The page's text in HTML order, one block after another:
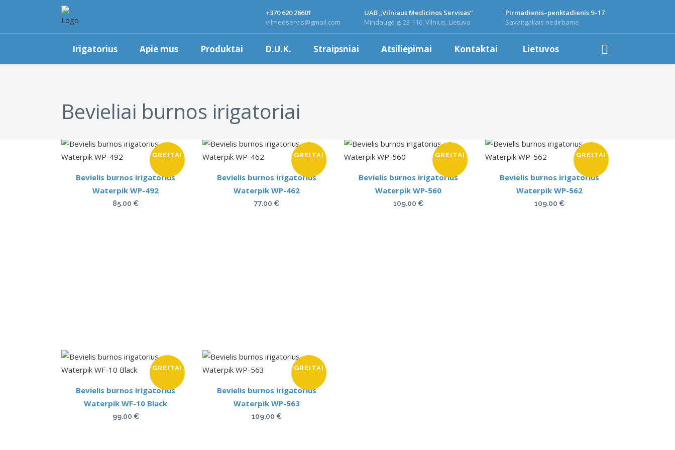
+370 620 26601
vilmedservis@gmail.com
UAB „Vilniaus Medicinos Servisas“
Mindaugo g. 23-116, Vilnius, Lietuva
Pirmadienis–penktadienis 9–17
Savaitgaliais nedirbame
Irigatorius Apie mus Produktai D.U.K. Straipsniai Atsiliepimai Kontaktai Lietuvos
Bevieliai burnos irigatoriai
GREITAI
Bevielis burnos irigatorius
Waterpik WP-492
85.00 €
GREITAI
Bevielis burnos irigatorius
Waterpik WP-462
77.00 €
GREITAI
Bevielis burnos irigatorius
Waterpik WP-560
109.00 €
GREITAI
Bevielis burnos irigatorius
Waterpik WP-562
109.00 €
GREITAI
Bevielis burnos irigatorius
Waterpik WF-10 Black
99.00 €
GREITAI
Bevielis burnos irigatorius
Waterpik WP-563
109.00 €